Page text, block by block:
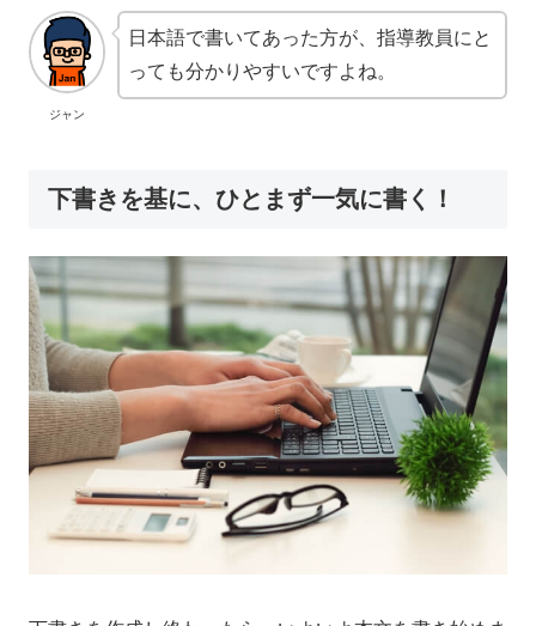
ジャン
日本語で書いてあった方が、指導教員にと
っても分かりやすいですよね。
下書きを基に、ひとまず一気に書く！